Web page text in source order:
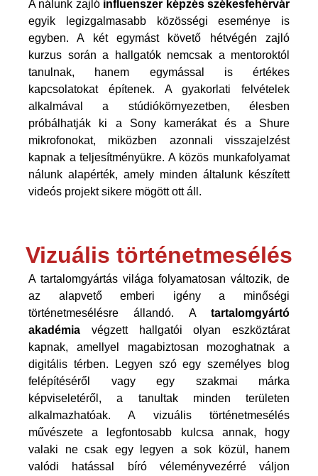
A nálunk zajló influenszer képzés székesfehérvár
egyik legizgalmasabb közösségi eseménye is
egyben. A két egymást követő hétvégén zajló
kurzus során a hallgatók nemcsak a mentoroktól
tanulnak, hanem egymással is értékes
kapcsolatokat építenek. A gyakorlati felvételek
alkalmával a stúdiókörnyezetben, élesben
próbálhatják ki a Sony kamerákat és a Shure
mikrofonokat, miközben azonnali visszajelzést
kapnak a teljesítményükre. A közös munkafolyamat
nálunk alapérték, amely minden általunk készített
videós projekt sikere mögött ott áll.
Vizuális történetmesélés
A tartalomgyártás világa folyamatosan változik, de
az alapvető emberi igény a minőségi
történetmesélésre állandó. A tartalomgyártó
akadémia végzett hallgatói olyan eszköztárat
kapnak, amellyel magabiztosan mozoghatnak a
digitális térben. Legyen szó egy személyes blog
felépítéséről vagy egy szakmai márka
képviseletéről, a tanultak minden területen
alkalmazhatóak. A vizuális történetmesélés
művészete a legfontosabb kulcsa annak, hogy
valaki ne csak egy legyen a sok közül, hanem
valódi hatással bíró véleményvezérré váljon